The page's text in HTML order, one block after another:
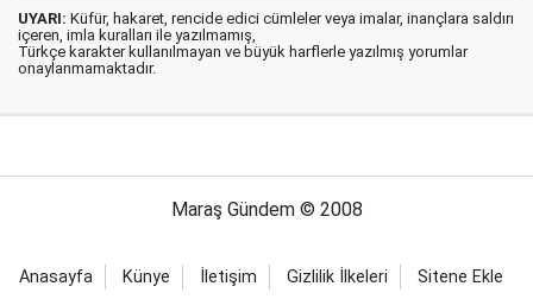
UYARI: Küfür, hakaret, rencide edici cümleler veya imalar, inançlara saldırı
içeren, imla kuralları ile yazılmamış,
Türkçe karakter kullanılmayan ve büyük harflerle yazılmış yorumlar
onaylanmamaktadır.
Maraş Gündem © 2008
Anasayfa Künye İletişim Gizlilik İlkeleri Sitene Ekle